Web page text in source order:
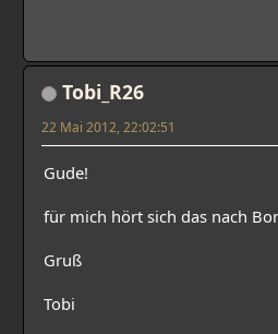
Tobi_R26
22 Mai 2012, 22:02:51
Gude!
für mich hört sich das nach
Gruß
Tobi